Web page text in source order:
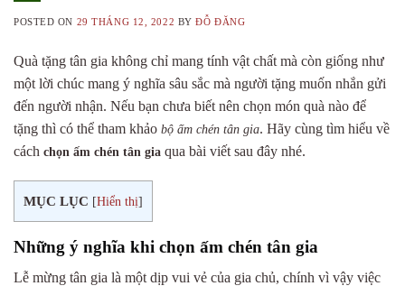
POSTED ON 29 THÁNG 12, 2022 BYĐỖ ĐĂNG
Quà tặng tân gia không chỉ mang tính vật chất mà còn giống như
một lời chúc mang ý nghĩa sâu sắc mà người tặng muốn nhắn gửi
đến người nhận. Nếu bạn chưa biết nên chọn món quà nào để
tặng thì có thể tham khảo bộ ấm chén tân gia. Hãy cùng tìm hiểu về
cách chọn ấm chén tân gia qua bài viết sau đây nhé.
MỤC LỤC [Hiển thị]
Những ý nghĩa khi chọn ấm chén tân gia
Lễ mừng tân gia là một dịp vui vẻ của gia chủ, chính vì vậy việc